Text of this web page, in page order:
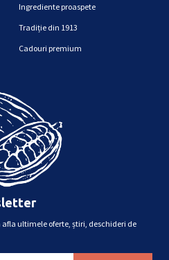
Ingrediente proaspete
Tradiție din 1913
Cadouri premium
ultimele oferte, știri, deschideri de